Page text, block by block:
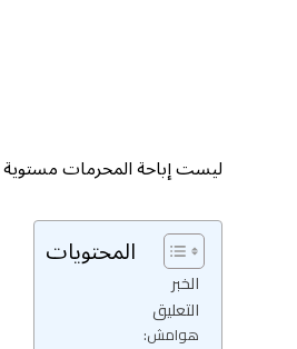
ليست إباحة المحرمات
المحتويات
الخبر
التعليق
هوامش: